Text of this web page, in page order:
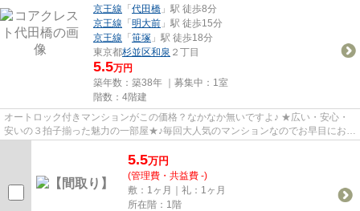
京王線 「代田橋 」駅 徒歩8分
京王線 「明大前 」駅 徒歩15分
京王線 「笹塚 」駅 徒歩18分
東京都杉並区和泉 ２丁目
5.5万円
築年数：築38年 ｜募集中： 1室
階数：4階建
オートロック付きマンションがこの価格？なかなか無いですよ♪ ★広い・安心・
安いの３拍子揃った魅力の一部屋★♪毎回大人気のマンションなのでお早目にお問
合せ下さい★毎月のゆとりは・...
5.5万円
(管理費・共益費 -)
敷：1ヶ月｜礼：1ヶ月
所在階：1階